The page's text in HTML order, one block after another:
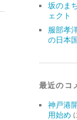
坂のま
ェクト
服部孝
の日本
最近のコ
神戸港
用始め